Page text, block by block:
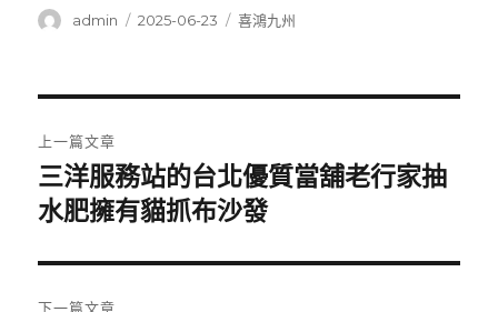
作
admin
發
2025-06-23
分
喜鴻九州
章
導
覽
上一篇文章
上
一
文
章:
三洋服務站的台北優質當舖老行家抽
水肥擁有貓抓布沙發
下一篇文章